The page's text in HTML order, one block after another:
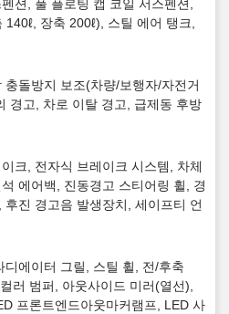
션, 풀 플로팅 캡 코일 서스펜션,
140ℓ, 장축 200ℓ), 스틸 에어 탱크,
충돌방지 보조(차량/보행자/자전거
경고, 차로 이탈 경고, 급제동 후방
크, 전자식 브레이크 시스템, 차체
에어백, 진동경고 스티어링 휠, 경
진 경고음 발생장치, 세이프티 언
디에이터 그릴, 스틸 휠, 전/후축
러 범퍼, 아웃사이드 미러(열선),
프론트엔드아웃마커램프, LED 사